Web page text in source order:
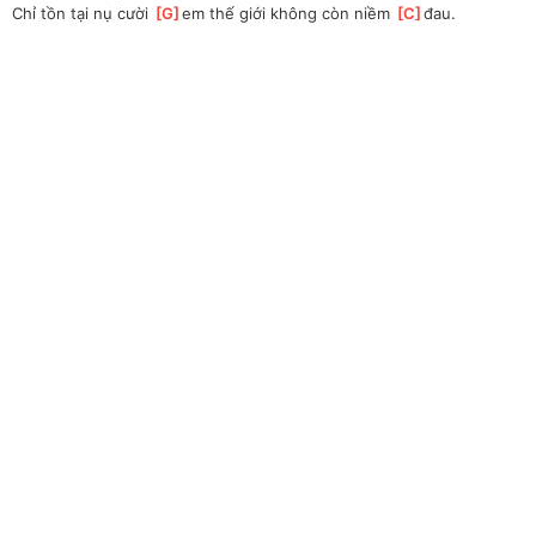
Chỉ tồn tại nụ cười [G ]
em thế giới không còn niềm [C ]
đau.